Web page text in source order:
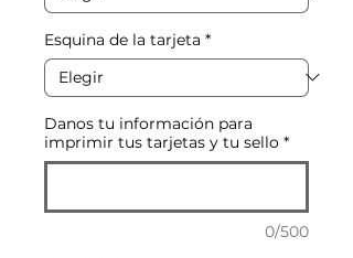
Esquina de la tarjeta *
Danos tu información para
imprimir tus tarjetas y tu sello *
0/500